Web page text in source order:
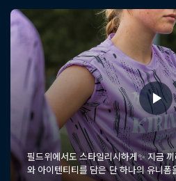
필드위에서도 스타일리시하게✨ 지금 끼리엔코에서 우리 팀만의 컬러
와 아이텐티티를 담은 단 하나의 유니폼